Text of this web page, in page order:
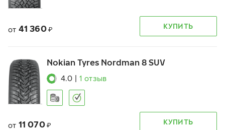
от 41 360 ₽ КУПИТЬ
Nokian Tyres Nordman 8 SUV
4.0 1 отзыв
от 11 070 ₽ КУПИТЬ